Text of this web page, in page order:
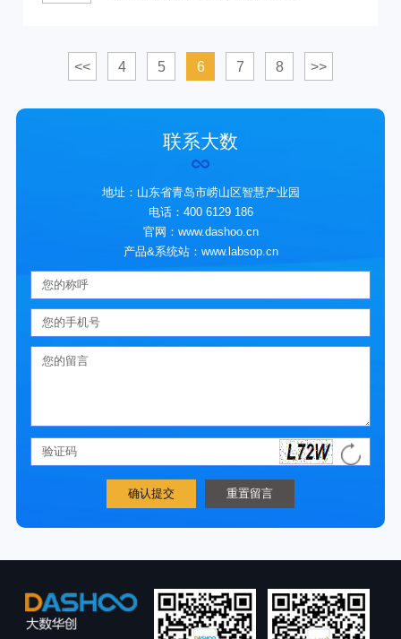
<< 4 5 6 7 8 >>
联系大数
地址：山东省青岛市崂山区智慧产业园
电话：400 6129 186
官网：www.dashoo.cn
产品&系统站：www.labsop.cn